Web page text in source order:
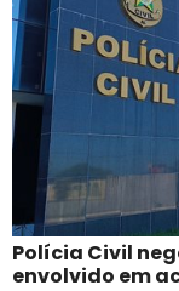
Polícia Civil
envolvido em